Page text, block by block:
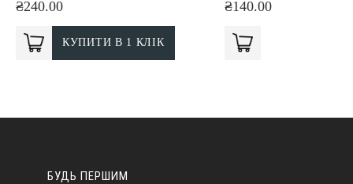
₴240.00
КУПИТИ В 1 КЛІК
₴140.00
БУДЬ ПЕРШИМ